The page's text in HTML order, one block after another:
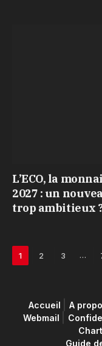
L’ECO, la
2027 : un
trop ambitieux
1 2 3 …
Accueil A
Webmail
Guide